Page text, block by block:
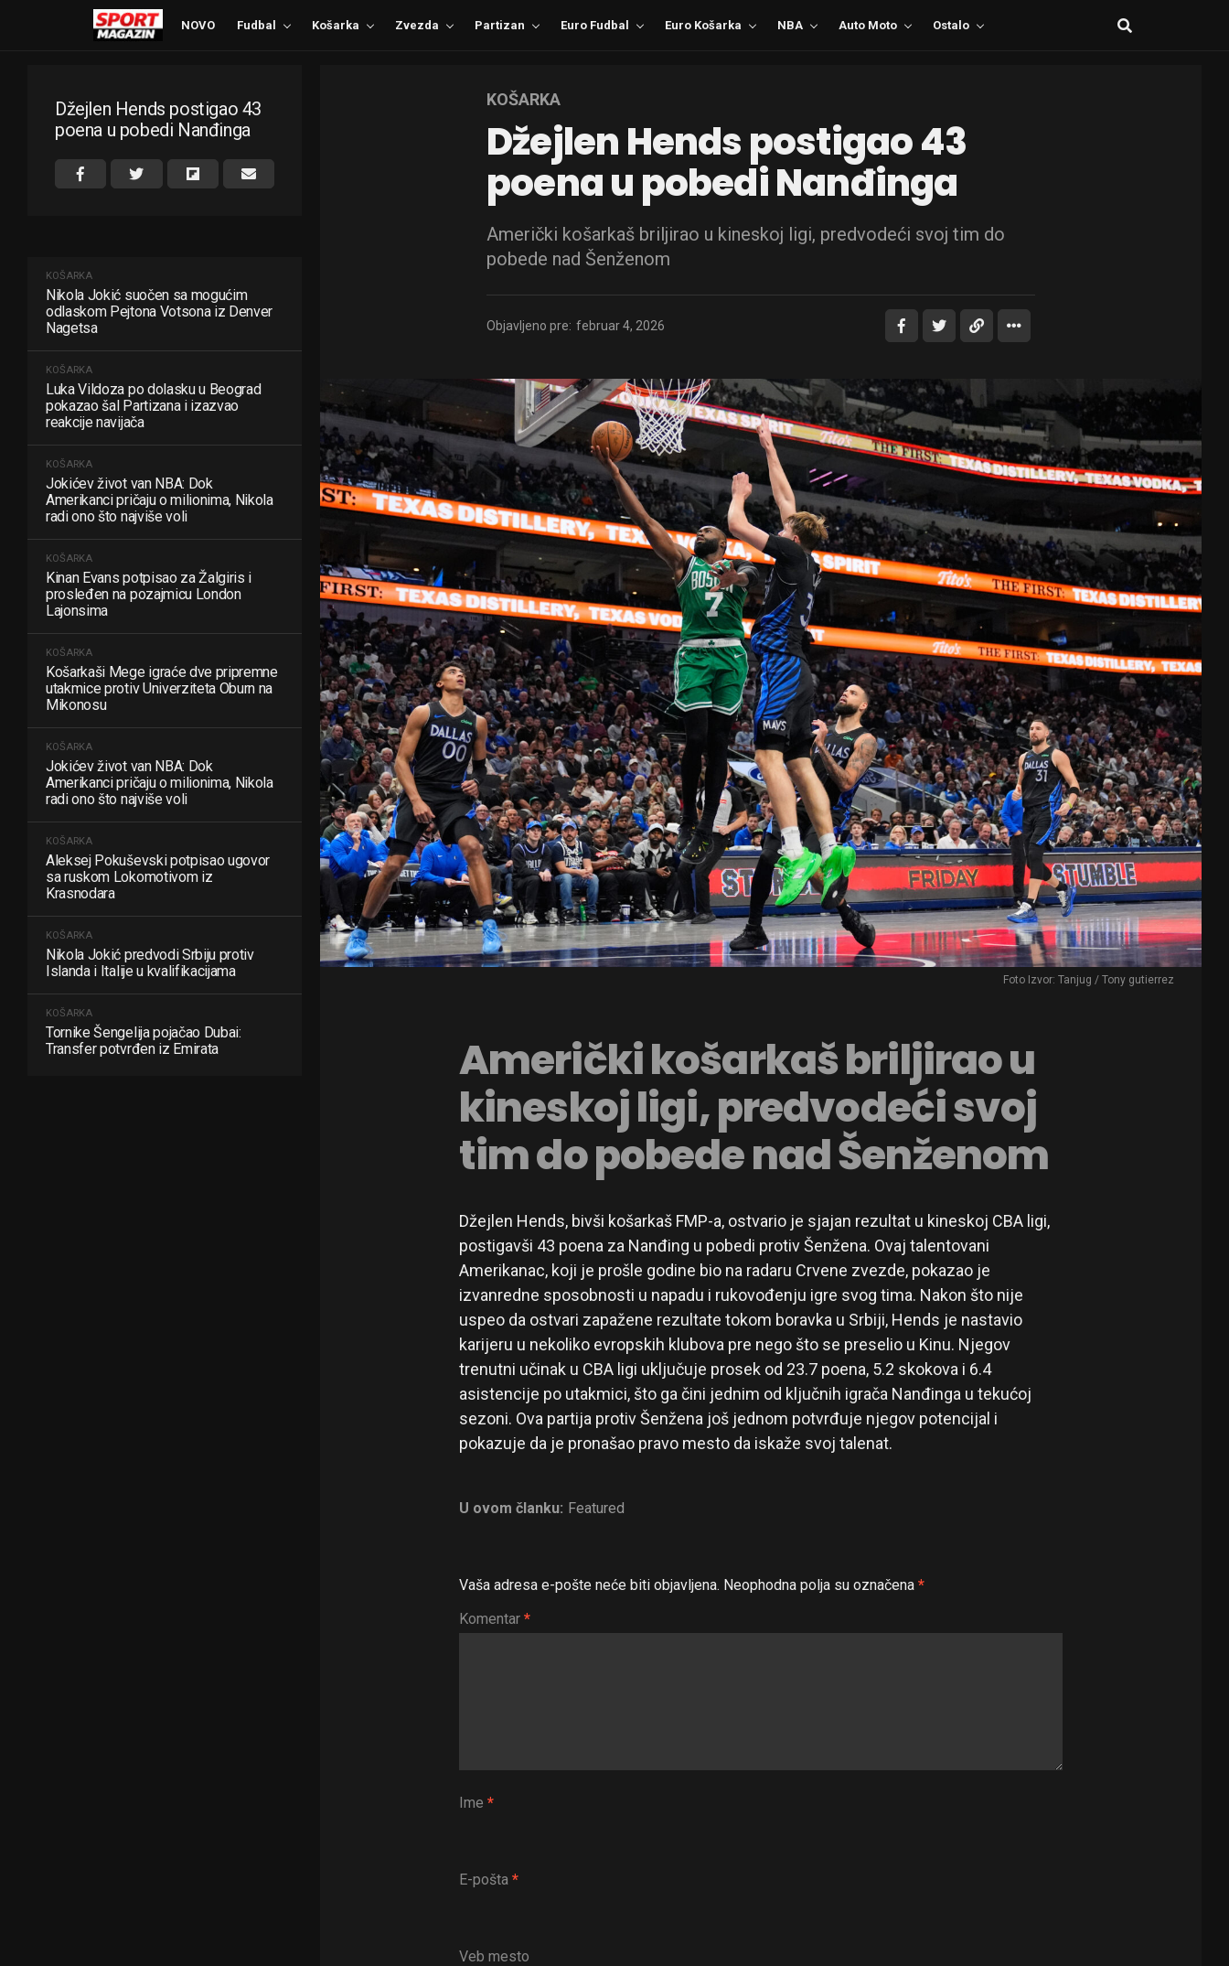
NOVO Fudbal Košarka Zvezda Partizan Euro Fudbal Euro Košarka NBA Auto Moto Ostalo
Džejlen Hends postigao 43
poena u pobedi Nanđinga
KOŠARKA
Nikola Jokić suočen sa mogućim
odlaskom Pejtona Votsona iz Denver
Nagetsa
KOŠARKA
Luka Vildoza po dolasku u Beograd
pokazao šal Partizana i izazvao
reakcije navijača
KOŠARKA
Jokićev život van NBA: Dok
Amerikanci pričaju o milionima, Nikola
radi ono što najviše voli
KOŠARKA
Kinan Evans potpisao za Žalgiris i
prosleđen na pozajmicu London
Lajonsima
KOŠARKA
Košarkaši Mege igraće dve pripremne
utakmice protiv Univerziteta Oburn na
Mikonosu
KOŠARKA
Jokićev život van NBA: Dok
Amerikanci pričaju o milionima, Nikola
radi ono što najviše voli
KOŠARKA
Aleksej Pokuševski potpisao ugovor
sa ruskom Lokomotivom iz
Krasnodara
KOŠARKA
Nikola Jokić predvodi Srbiju protiv
Islanda i Italije u kvalifikacijama
KOŠARKA
Tornike Šengelija pojačao Dubai:
Transfer potvrđen iz Emirata
KOŠARKA
Džejlen Hends postigao 43
poena u pobedi Nanđinga
Američki košarkaš briljirao u kineskoj ligi, predvodeći svoj tim do
pobede nad Šenženom
Objavljeno pre: februar 4, 2026
Foto Izvor: Tanjug / Tony gutierrez
Američki košarkaš briljirao u
kineskoj ligi, predvodeći svoj
tim do pobede nad Šenženom
Džejlen Hends, bivši košarkaš FMP-a, ostvario je sjajan rezultat u kineskoj CBA ligi,
postigavši 43 poena za Nanđing u pobedi protiv Šenžena. Ovaj talentovani
Amerikanac, koji je prošle godine bio na radaru Crvene zvezde, pokazao je
izvanredne sposobnosti u napadu i rukovođenju igre svog tima. Nakon što nije
uspeo da ostvari zapažene rezultate tokom boravka u Srbiji, Hends je nastavio
karijeru u nekoliko evropskih klubova pre nego što se preselio u Kinu. Njegov
trenutni učinak u CBA ligi uključuje prosek od 23.7 poena, 5.2 skokova i 6.4
asistencije po utakmici, što ga čini jednim od ključnih igrača Nanđinga u tekućoj
sezoni. Ova partija protiv Šenžena još jednom potvrđuje njegov potencijal i
pokazuje da je pronašao pravo mesto da iskaže svoj talenat.
U ovom članku: Featured
Vaša adresa e-pošte neće biti objavljena. Neophodna polja su označena *
Komentar *
Ime *
E-pošta *
Veb mesto